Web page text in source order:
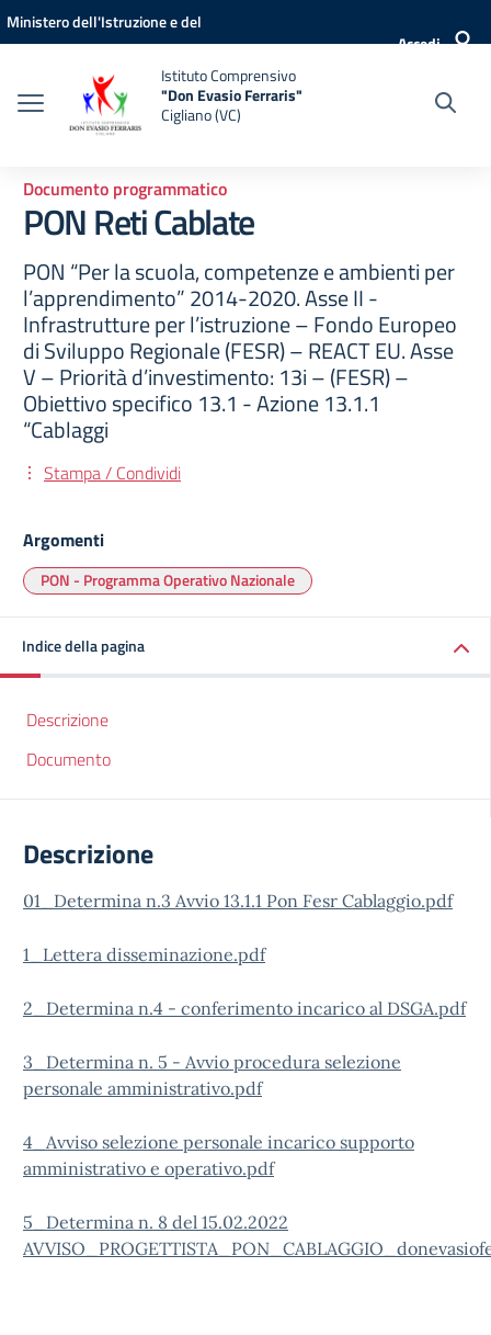
Vai ai contenuti
Vai al menu di navigazione
Vai al footer
Ministero dell'Istruzione e del
Accedi
Istituto Comprensivo
"Don Evasio Ferraris"
Cigliano (VC)
Documento programmatico
PON Reti Cablate
PON “Per la scuola, competenze e ambienti per
l’apprendimento” 2014-2020. Asse II -
Infrastrutture per l’istruzione – Fondo Europeo
di Sviluppo Regionale (FESR) – REACT EU. Asse
V – Priorità d’investimento: 13i – (FESR) –
Obiettivo specifico 13.1 - Azione 13.1.1
“Cablaggi
Stampa / Condividi
Argomenti
PON - Programma Operativo Nazionale
Indice della pagina
Descrizione
Documento
Descrizione
01_Determina n.3 Avvio 13.1.1 Pon Fesr Cablaggio.pdf
1_Lettera disseminazione.pdf
2_Determina n.4 - conferimento incarico al DSGA.pdf
3_Determina n. 5 - Avvio procedura selezione
personale amministrativo.pdf
4_Avviso selezione personale incarico supporto
amministrativo e operativo.pdf
5_Determina n. 8 del 15.02.2022